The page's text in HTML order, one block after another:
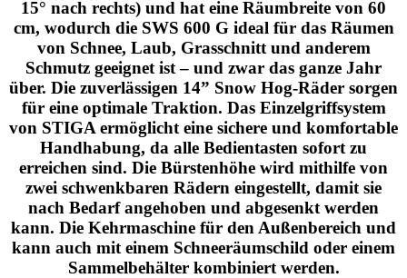
15° nach rechts) und hat eine Räumbreite von 60
cm, wodurch die SWS 600 G ideal für das Räumen
von Schnee, Laub, Grasschnitt und anderem
Schmutz geeignet ist – und zwar das ganze Jahr
über. Die zuverlässigen 14” Snow Hog-Räder sorgen
für eine optimale Traktion. Das Einzelgriffsystem
von STIGA ermöglicht eine sichere und komfortable
Handhabung, da alle Bedientasten sofort zu
erreichen sind. Die Bürstenhöhe wird mithilfe von
zwei schwenkbaren Rädern eingestellt, damit sie
nach Bedarf angehoben und abgesenkt werden
kann. Die Kehrmaschine für den Außenbereich und
kann auch mit einem Schneeräumschild oder einem
Sammelbehälter kombiniert werden.